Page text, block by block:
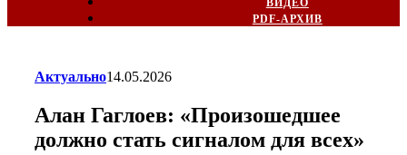
ВИДЕО
PDF-АРХИВ
Актуально14.05.2026
Алан Гаглоев: «Произошедшее
должно стать сигналом для всех»